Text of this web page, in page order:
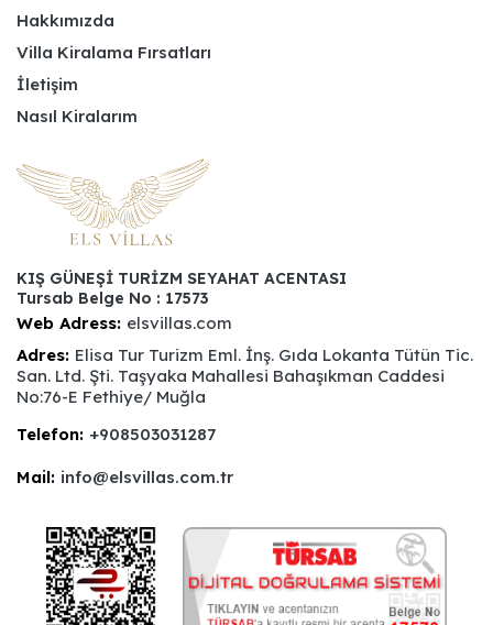
Hakkımızda
Villa Kiralama Fırsatları
İletişim
Nasıl Kiralarım
KIŞ GÜNEŞİ TURİZM SEYAHAT ACENTASI
Tursab Belge No : 17573
Web Adress: elsvillas.com
Adres: Elisa Tur Turizm Eml. İnş. Gıda Lokanta Tütün Tic.
San. Ltd. Şti. Taşyaka Mahallesi Bahaşıkman Caddesi
No:76-E Fethiye/ Muğla
Telefon: +908503031287
Mail: info@elsvillas.com.tr